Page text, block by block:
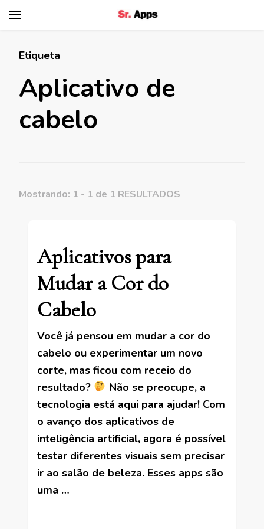
Etiqueta
Aplicativo de
cabelo
Mostrando: 1 - 1 de 1 RESULTADOS
Aplicativos para
Mudar a Cor do
Cabelo
Você já pensou em mudar a cor do
cabelo ou experimentar um novo
corte, mas ficou com receio do
resultado?
Não se preocupe, a
tecnologia está aqui para ajudar! Com
o avanço dos aplicativos de
inteligência artificial, agora é possível
testar diferentes visuais sem precisar
ir ao salão de beleza. Esses apps são
uma …